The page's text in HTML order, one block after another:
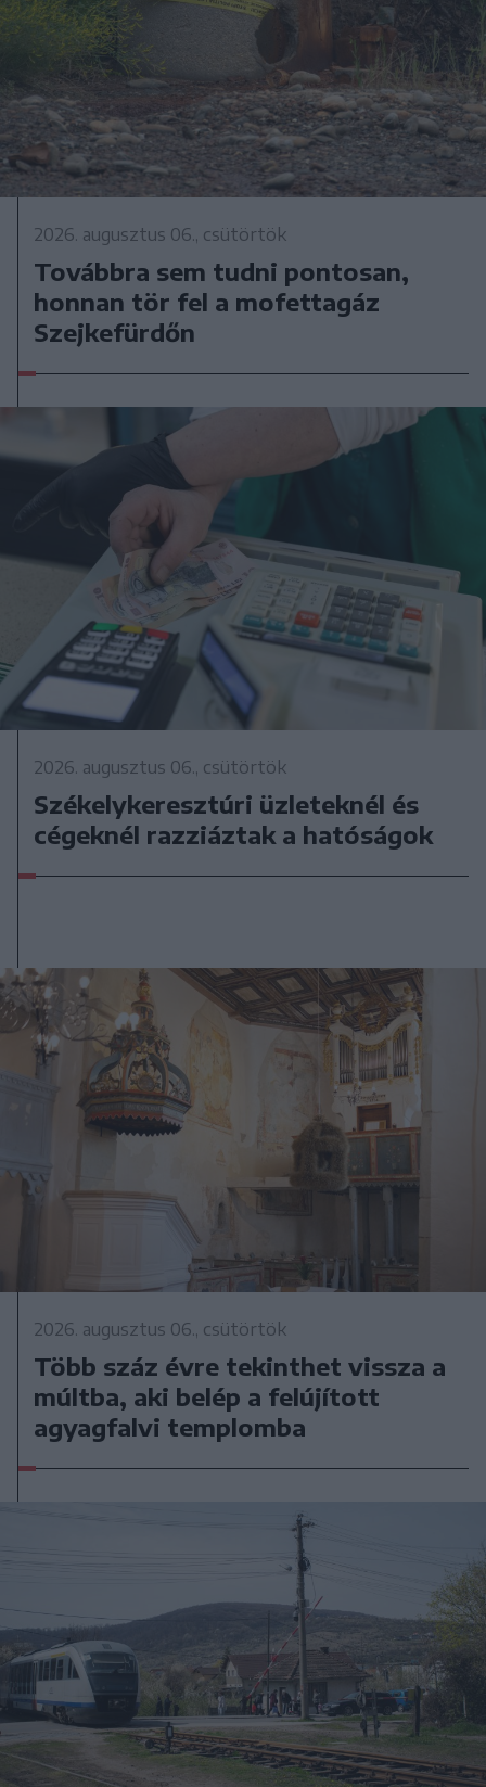
2026. augusztus 06., csütörtök
Továbbra sem tudni pontosan,
honnan tör fel a mofettagáz
Szejkefürdőn
2026. augusztus 06., csütörtök
Székelykeresztúri üzleteknél és
cégeknél razziáztak a hatóságok
2026. augusztus 06., csütörtök
Több száz évre tekinthet vissza a
múltba, aki belép a felújított
agyagfalvi templomba